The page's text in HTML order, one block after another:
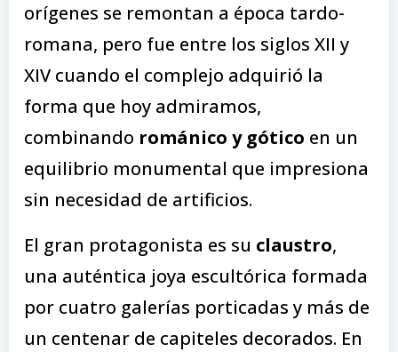
orígenes se remontan a época tardo-
romana, pero fue entre los siglos XII y
XIV cuando el complejo adquirió la
forma que hoy admiramos,
combinando románico y gótico en un
equilibrio monumental que impresiona
sin necesidad de artificios.
El gran protagonista es su claustro,
una auténtica joya escultórica formada
por cuatro galerías porticadas y más de
un centenar de capiteles decorados. En